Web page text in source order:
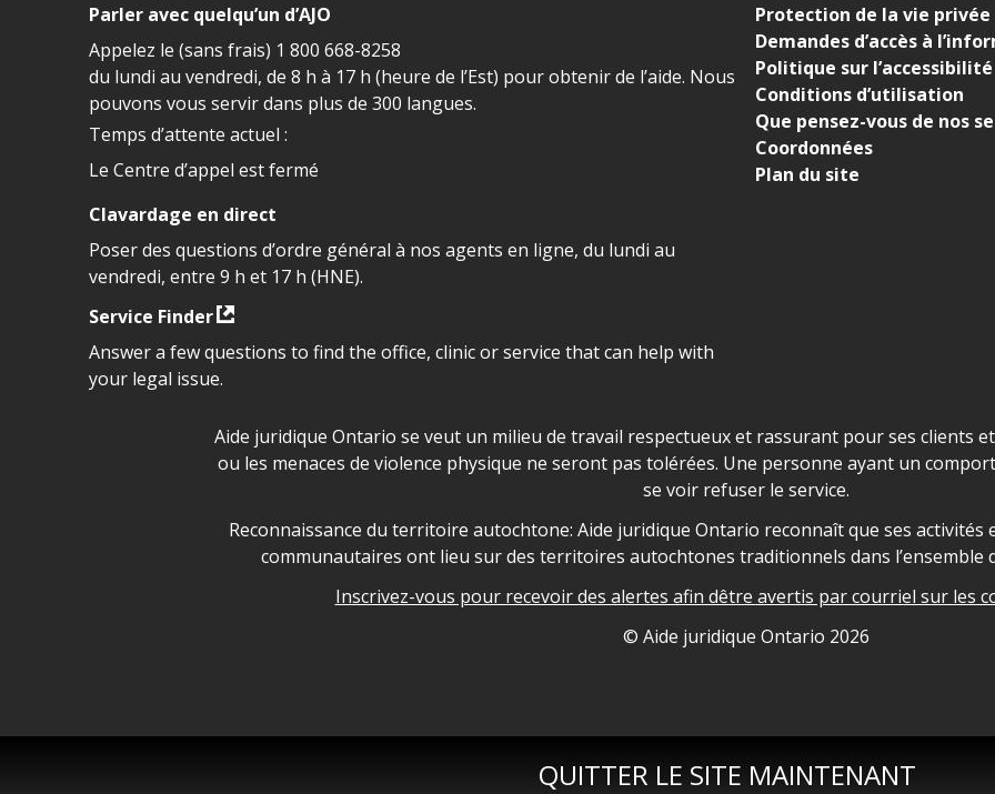
QUITTER LE SITE MAINTENANT
Parler avec quelqu’un d’AJO
Appelez le (sans frais) 1 800 668-8258
du lundi au vendredi, de 8 h à 17 h (heure de l’Est) pour obtenir de l’aide. Nous
pouvons vous servir dans plus de 300 langues.
Temps d’attente actuel :
Le Centre d’appel est fermé
Clavardage en direct
Poser des questions d’ordre général à nos agents en ligne, du lundi au
vendredi, entre 9 h et 17 h (HNE).
Service Finder
Answer a few questions to find the office, clinic or service that can help with
your legal issue.
Protection de la vie privée
Demandes d’accès à
Politique sur l’accessibilité
Conditions d’utilisation
Que pensez-vous de nos
Coordonnées
Plan du site
Déclaration sur la sécurité dans les locaux d'AJO.
Aide juridique Ontario se veut un milieu de travail respectueux et rassurant pour ses clients
ou les menaces de violence physique ne seront pas tolérées. Une personne ayant un
se voir refuser le service.
Legal Aid Ontario land acknowledgement
Reconnaissance du territoire autochtone: Aide juridique Ontario reconnaît que ses activités
communautaires ont lieu sur des territoires autochtones traditionnels dans l’ensemble
Inscrivez-vous pour recevoir des alertes afin dêtre avertis par courriel sur les
© Aide juridique Ontario 2026